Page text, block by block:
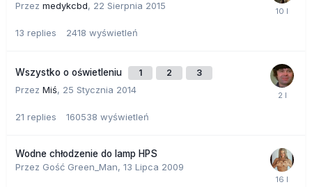
Przez medykcbd, 22 Sierpnia 2015
13 replies 2418 wyświetleń
Wszystko o oświetleniu 1 2 3
Przez Miś, 25 Stycznia 2014
21 replies 160538 wyświetleń
Wodne chłodzenie do lamp HPS
Przez Gość Green_Man, 13 Lipca 2009